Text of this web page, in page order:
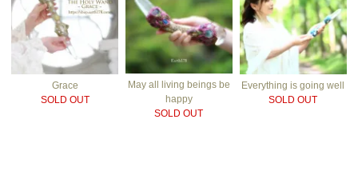
Grace
SOLD OUT
May all living beings be
happy
SOLD OUT
Everything is going well
SOLD OUT